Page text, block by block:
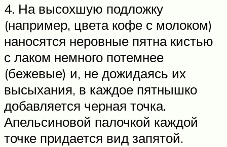
4. На высохшую подложку
(например, цвета кофе с молоком)
наносятся неровные пятна кистью
с лаком немного потемнее
(бежевые) и, не дожидаясь их
высыхания, в каждое пятнышко
добавляется черная точка.
Апельсиновой палочкой каждой
точке придается вид запятой.